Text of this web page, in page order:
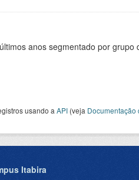
anos segmentado por grupo
usando a API (veja Documentação
Itabira